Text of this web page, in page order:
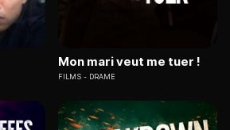
Mon mari veut me tuer !
FILMS DRAME